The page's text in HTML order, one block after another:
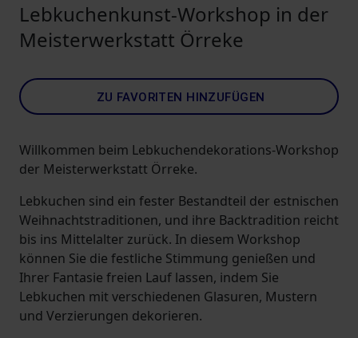
Lebkuchenkunst-Workshop in der
Meisterwerkstatt Örreke
ZU FAVORITEN HINZUFÜGEN
Willkommen beim Lebkuchendekorations-Workshop
der Meisterwerkstatt Örreke.
Lebkuchen sind ein fester Bestandteil der estnischen
Weihnachtstraditionen, und ihre Backtradition reicht
bis ins Mittelalter zurück. In diesem Workshop
können Sie die festliche Stimmung genießen und
Ihrer Fantasie freien Lauf lassen, indem Sie
Lebkuchen mit verschiedenen Glasuren, Mustern
und Verzierungen dekorieren.